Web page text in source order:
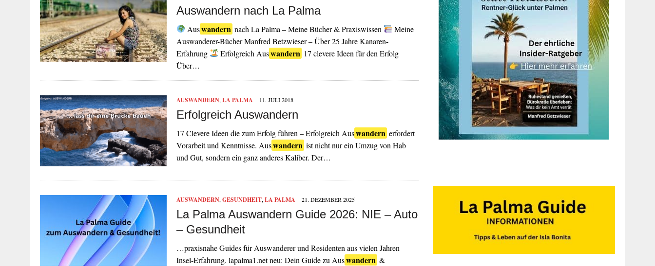
Auswandern nach La Palma
Auswandern nach La Palma – Meine Bücher & Praxiswissen
Meine
Auswanderer-Bücher Manfred Betzwieser – Über 25 Jahre Kanaren-
Erfahrung
Erfolgreich Auswandern 17 clevere Ideen für den Erfolg
Über…
AUSWANDERN, LA PALMA 11. JULI 2018
Erfolgreich Auswandern
17 Clevere Ideen die zum Erfolg führen – Erfolgreich Auswandern erfordert
Vorarbeit und Kenntnisse. Auswandern ist nicht nur ein Umzug von Hab
und Gut, sondern ein ganz anderes Kaliber. Der…
AUSWANDERN, GESUNDHEIT, LA PALMA 21. DEZEMBER 2025
La Palma Auswandern Guide 2026: NIE – Auto
– Gesundheit
…praxisnahe Guides für Auswanderer und Residenten aus vielen Jahren
Insel-Erfahrung.​ lapalma1.net neu: Dein Guide zu Auswandern &